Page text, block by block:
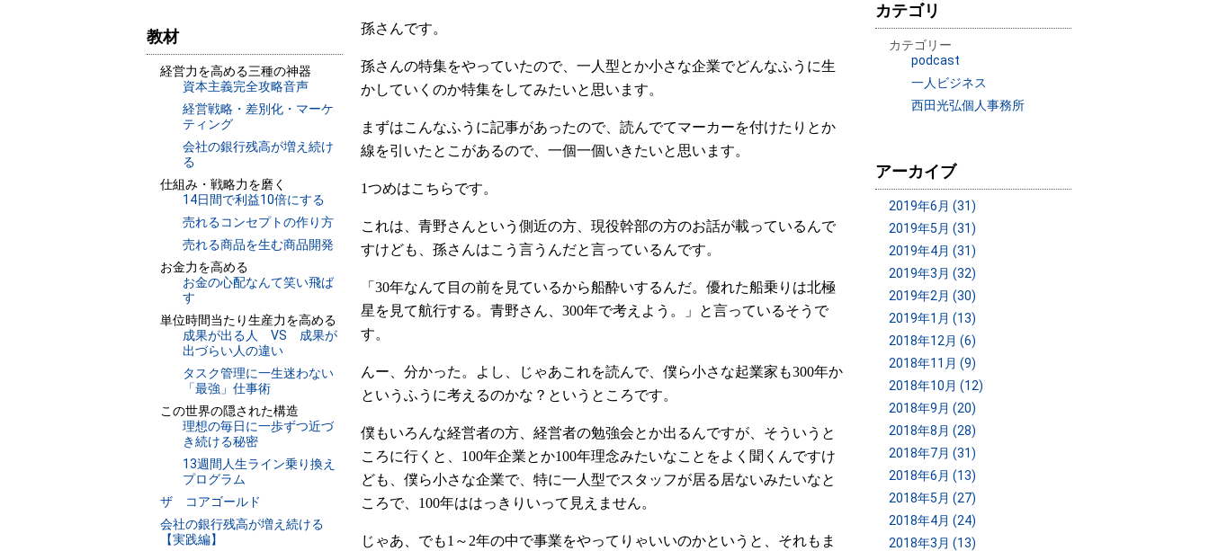
孫さんです。
孫さんの特集をやっていたので、一人型とか小さな企業でどんなふうに生
かしていくのか特集をしてみたいと思います。
まずはこんなふうに記事があったので、読んでてマーカーを付けたりとか
線を引いたとこがあるので、一個一個いきたいと思います。
1つめはこちらです。
これは、青野さんという側近の方、現役幹部の方のお話が載っているんで
すけども、孫さんはこう言うんだと言っているんです。
「30年なんて目の前を見ているから船酔いするんだ。優れた船乗りは北極
星を見て航行する。青野さん、300年で考えよう。」と言っているそうで
す。
んー、分かった。よし、じゃあこれを読んで、僕ら小さな起業家も300年か
というふうに考えるのかな？というところです。
僕もいろんな経営者の方、経営者の勉強会とか出るんですが、そういうと
ころに行くと、100年企業とか100年理念みたいなことをよく聞くんですけ
ども、僕ら小さな企業で、特に一人型でスタッフが居る居ないみたいなと
ころで、100年ははっきりいって見えません。
じゃあ、でも1～2年の中で事業をやってりゃいいのかというと、それもま
教材
経営力を高める三種の神器
資本主義完全攻略音声
経営戦略・差別化・マーケ
ティング
会社の銀行残高が増え続け
る
仕組み・戦略力を磨く
14日間で利益10倍にする
売れるコンセプトの作り方
売れる商品を生む商品開発
お金力を高める
お金の心配なんて笑い飛ば
す
単位時間当たり生産力を高める
成果が出る人 VS 成果が
出づらい人の違い
タスク管理に一生迷わない
「最強」仕事術
この世界の隠された構造
理想の毎日に一歩ずつ近づ
き続ける秘密
13週間人生ライン乗り換え
プログラム
ザ コアゴールド
会社の銀行残高が増え続ける
【実践編】
カテゴリ
カテゴリー
podcast
一人ビジネス
西田光弘個人事務所
アーカイブ
2019年6月 (31)
2019年5月 (31)
2019年4月 (31)
2019年3月 (32)
2019年2月 (30)
2019年1月 (13)
2018年12月 (6)
2018年11月 (9)
2018年10月 (12)
2018年9月 (20)
2018年8月 (28)
2018年7月 (31)
2018年6月 (13)
2018年5月 (27)
2018年4月 (24)
2018年3月 (13)